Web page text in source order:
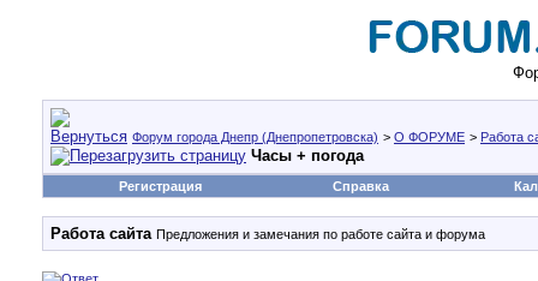
Форум города Днепр (Днепропетровска) > О ФОРУМЕ > Работа
Часы + погода
Регистрация Справка
Работа сайта Предложения и замечания по работе сайта и форума